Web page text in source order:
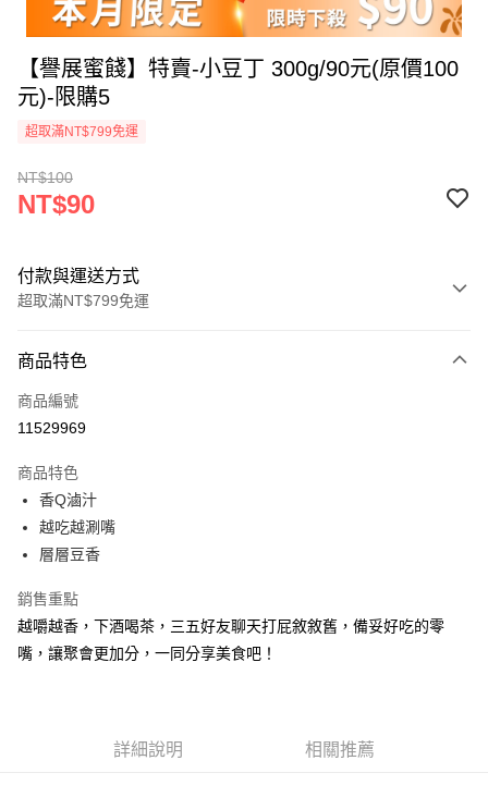
【譽展蜜餞】特賣-小豆丁 300g/90元(原價100
元)-限購5
超取滿NT$799免運
NT$100
NT$90
付款與運送方式
超取滿NT$799免運
信用卡一次付款
超商取貨付款
Apple Pay
街口支付
Google Pay
全盈+PAY
商品特色
商品編號
11529969
商品特色
香Q滷汁
越吃越涮嘴
層層豆香
銷售重點
越嚼越香，下酒喝茶，三五好友聊天打屁敘敘舊，備妥好吃的零
嘴，讓聚會更加分，一同分享美食吧！
詳細說明 相關推薦